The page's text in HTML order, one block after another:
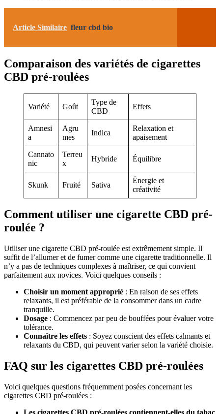
Article Similaire fleur cbd bio
Comparaison des variétés de cigarettes
CBD pré-roulées
Variété Goût
Type de
CBD
Effets
Amnesi
a
Agru
mes
Indica
Relaxation et
apaisement
Cannato
nic
Terreu
x
Hybride Équilibre
Skunk Fruité Sativa
Énergie et
créativité
Comment utiliser une cigarette CBD pré-
roulée ?
Utiliser une cigarette CBD pré-roulée est extrêmement simple. Il
suffit de l’allumer et de fumer comme une cigarette traditionnelle. Il
n’y a pas de techniques complexes à maîtriser, ce qui convient
parfaitement aux novices. Voici quelques conseils :
Choisir un moment approprié : En raison de ses effets
relaxants, il est préférable de la consommer dans un cadre
tranquille.
Dosage : Commencez par peu de bouffées pour évaluer votre
tolérance.
Connaître les effets : Soyez conscient des effets calmants et
relaxants du CBD, qui peuvent varier selon la variété choisie.
FAQ sur les cigarettes CBD pré-roulées
Voici quelques questions fréquemment posées concernant les
cigarettes CBD pré-roulées :